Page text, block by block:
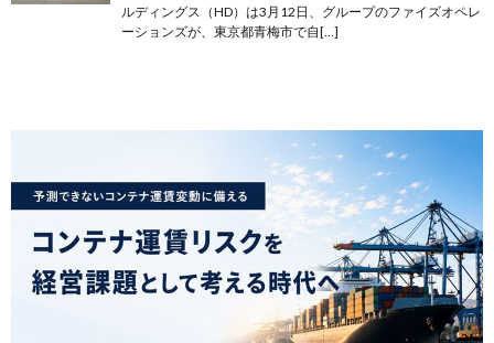
ルディングス（HD）は3月12日、グループのファイズオペレ
ーションズが、東京都青梅市で自[…]